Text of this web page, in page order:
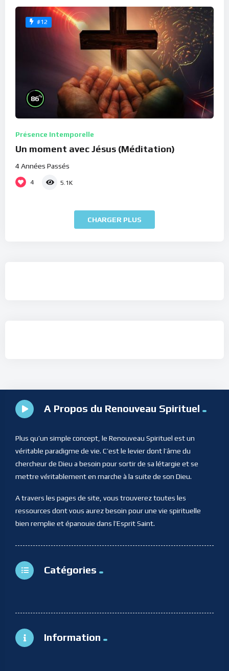
#12
86%
Présence Intemporelle
Un moment avec Jésus (Méditation)
4 Années Passés
4 5.1K
CHARGER PLUS
A Propos du Renouveau Spirituel
Plus qu’un simple concept, le Renouveau Spirituel est un
véritable paradigme de vie. C’est le levier dont l’âme du
chercheur de Dieu a besoin pour sortir de sa létargie et se
mettre véritablement en marche à la suite de son Dieu.
A travers les pages de site, vous trouverez toutes les
ressources dont vous aurez besoin pour une vie spirituelle
bien remplie et épanouie dans l’Esprit Saint.
Catégories
Information